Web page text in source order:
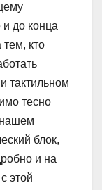
до конца
тем, кто
тактильном
тесно
нашем
блок,
и на
этой